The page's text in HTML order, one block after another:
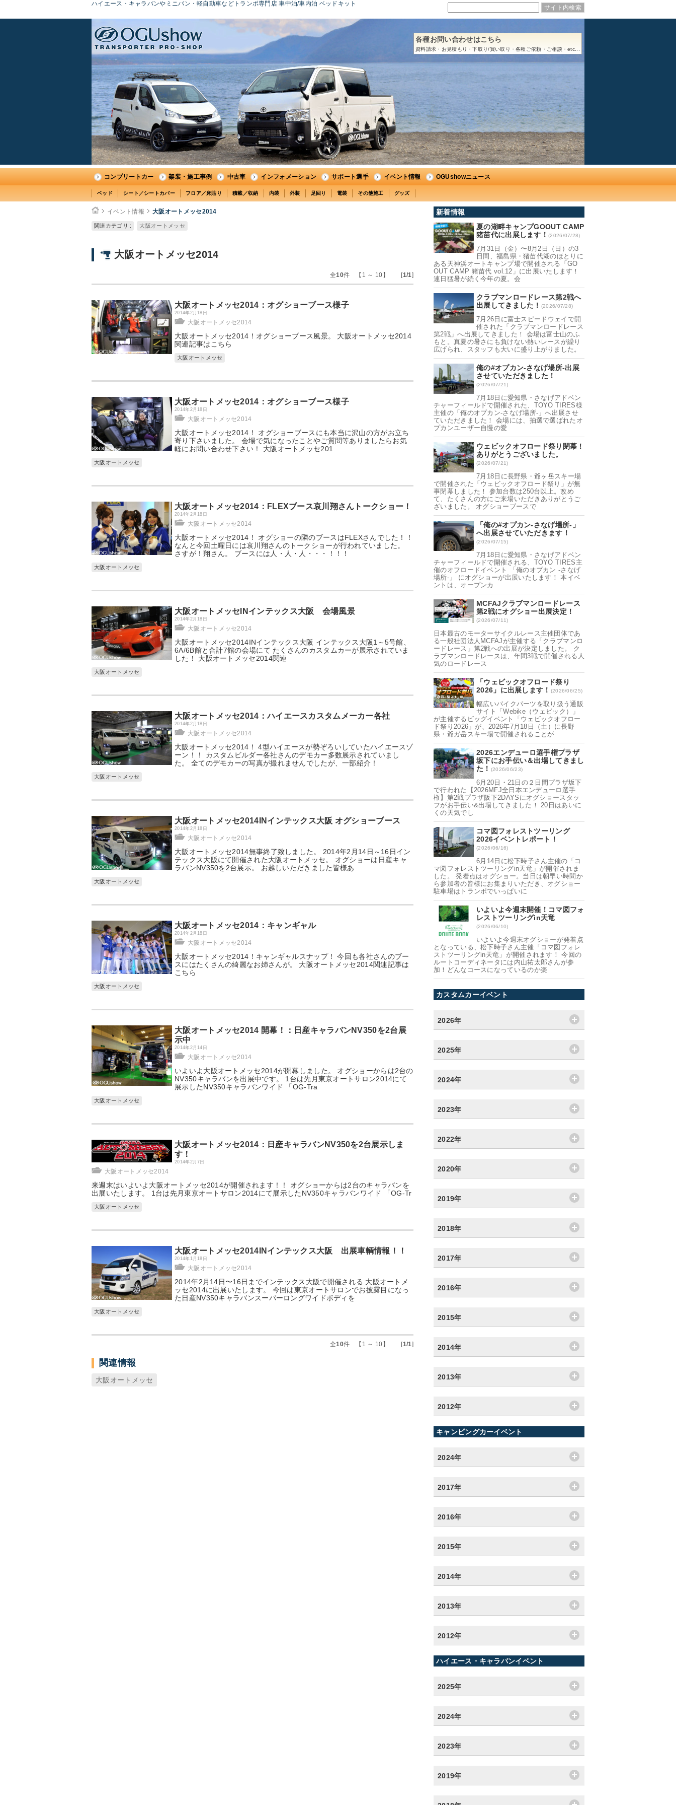
ハイエース・キャラバンやミニバン・軽自動車などトランポ専門店 車中泊/車内泊 ベッドキット
各種お問い合わせはこちら
資料請求・お見積もり・下取り/買い取り・各種ご依頼・ご相談・etc...
コンプリートカー 架装・施工事例 中古車 インフォメーション サポート選手 イベント情報 OGUshowニュース
ベッド シート／シートカバー フロア／床貼り 積載／収納 内装 外装 足回り 電装 その他施工 グッズ
イベント情報 大阪オートメッセ2014
関連カテゴリ : 大阪オートメッセ
大阪オートメッセ2014
全10件 【1 ～ 10】 [1/1]
大阪オートメッセ2014：オグショーブース様子
2014年2月18日
大阪オートメッセ2014
大阪オートメッセ2014！オグショーブース風景。 大阪オートメッセ2014
関連記事はこちら
大阪オートメッセ
大阪オートメッセ2014：オグショーブース様子
2014年2月18日
大阪オートメッセ2014
大阪オートメッセ2014！ オグショーブースにも本当に沢山の方がお立ち
寄り下さいました。 会場で気になったことやご質問等ありましたらお気
軽にお問い合わせ下さい！ 大阪オートメッセ201
大阪オートメッセ
大阪オートメッセ2014：FLEXブース哀川翔さんトークショー！
2014年2月18日
大阪オートメッセ2014
大阪オートメッセ2014！ オグショーの隣のブースはFLEXさんでした！！
なんと今回土曜日には哀川翔さんのトークショーが行われていました。
さすが！翔さん。 ブースには人・人・人・・・！！！
大阪オートメッセ
大阪オートメッセINインテックス大阪 会場風景
2014年2月18日
大阪オートメッセ2014
大阪オートメッセ2014INインテックス大阪 インテックス大阪1～5号館、
6A/6B館と合計7館の会場にて たくさんのカスタムカーが展示されていま
した！ 大阪オートメッセ2014関連
大阪オートメッセ
大阪オートメッセ2014：ハイエースカスタムメーカー各社
2014年2月18日
大阪オートメッセ2014
大阪オートメッセ2014！ 4型ハイエースが勢ぞろいしていたハイエースゾ
ーン！！ カスタムビルダー各社さんのデモカー多数展示されていまし
た。 全てのデモカーの写真が撮れませんでしたが、一部紹介！
大阪オートメッセ
大阪オートメッセ2014INインテックス大阪 オグショーブース
2014年2月18日
大阪オートメッセ2014
大阪オートメッセ2014無事終了致しました。 2014年2月14日～16日イン
テックス大阪にて開催された大阪オートメッセ。 オグショーは日産キャ
ラバンNV350を2台展示。 お越しいただきました皆様あ
大阪オートメッセ
大阪オートメッセ2014：キャンギャル
2014年2月18日
大阪オートメッセ2014
大阪オートメッセ2014！キャンギャルスナップ！ 今回も各社さんのブー
スにはたくさんの綺麗なお姉さんが。 大阪オートメッセ2014関連記事は
こちら
大阪オートメッセ
大阪オートメッセ2014 開幕！：日産キャラバンNV350を2台展
示中
2014年2月14日
大阪オートメッセ2014
いよいよ大阪オートメッセ2014が開幕しました。 オグショーからは2台の
NV350キャラバンを出展中です。 1台は先月東京オートサロン2014にて
展示したNV350キャラバンワイド 「OG-Tra
大阪オートメッセ
大阪オートメッセ2014：日産キャラバンNV350を2台展示しま
す！
2014年2月7日
大阪オートメッセ2014
来週末はいよいよ大阪オートメッセ2014が開催されます！！ オグショーからは2台のキャラバンを
出展いたします。 1台は先月東京オートサロン2014にて展示したNV350キャラバンワイド 「OG-Tr
大阪オートメッセ
大阪オートメッセ2014INインテックス大阪 出展車輌情報！！
2014年1月18日
大阪オートメッセ2014
2014年2月14日〜16日までインテックス大阪で開催される 大阪オートメ
ッセ2014に出展いたします。 今回は東京オートサロンでお披露目になっ
た日産NV350キャラバンスーパーロングワイドボディを
大阪オートメッセ
全10件 【1 ～ 10】 [1/1]
関連情報
大阪オートメッセ
新着情報
夏の湖畔キャンプGOOUT CAMP
猪苗代に出展します！ (2026/07/28)
7月31日（金）〜8月2日（日）の3
日間、福島県・猪苗代湖のほとりに
ある天神浜オートキャンプ場で開催される「GO
OUT CAMP 猪苗代 vol.12」に出展いたします！
連日猛暑が続く今年の夏。会
クラブマンロードレース第2戦へ
出展してきました！ (2026/07/28)
7月26日に富士スピードウェイで開
催された「クラブマンロードレース
第2戦」へ出展してきました！ 会場は富士山のふ
もと。真夏の暑さにも負けない熱いレースが繰り
広げられ、スタッフも大いに盛り上がりました。
俺の#オプカン-さなげ場所-出展
させていただきました！
(2026/07/21)
7月18日に愛知県・さなげアドベン
チャーフィールドで開催された、TOYO TIRES様
主催の「俺のオプカン-さなげ場所-」へ出展させ
ていただきました！ 会場には、抽選で選ばれたオ
プカンユーザー自慢の愛
ウェビックオフロード祭り閉幕！
ありがとうございました。
(2026/07/21)
7月18日に長野県・爺ヶ岳スキー場
で開催された「ウェビックオフロード祭り」が無
事閉幕しました！ 参加台数は250台以上。改め
て、たくさんの方にご来場いただきありがとうご
ざいました。 オグショーブースで
「俺の#オプカン-さなげ場所-」
へ出展させていただきます！
(2026/07/15)
7月18日に愛知県・さなげアドベン
チャーフィールドで開催される、TOYO TIRES主
催のオフロードイベント 「俺のオプカン -さなげ
場所-」 にオグショーが出展いたします！ 本イベ
ントは、オープンカ
MCFAJクラブマンロードレース
第2戦にオグショー出展決定！
(2026/07/11)
日本最古のモーターサイクルレース主催団体であ
る一般社団法人MCFAJが主催する「クラブマンロ
ードレース」第2戦への出展が決定しました。 ク
ラブマンロードレースは、年間3戦で開催される人
気のロードレース
「ウェビックオフロード祭り
2026」に出展します！ (2026/06/25)
幅広いバイクパーツを取り扱う通販
サイト「Webike（ウェビック）」
が主催するビッグイベント「ウェビックオフロー
ド祭り2026」が、2026年7月18日（土）に長野
県・爺ガ岳スキー場で開催されることが
2026エンデューロ選手権プラザ
坂下にお手伝い＆出場してきまし
た！ (2026/06/23)
6月20日・21日の２日間プラザ坂下
で行われた【2026MFJ全日本エンデューロ選手
権】第2戦プラザ阪下2DAYSにオグショースタッ
フがお手伝い&出場してきました！ 20日はあいに
くの天気でし
コマ図フォレストツーリング
2026イベントレポート！
(2026/06/16)
6月14日に松下時子さん主催の「コ
マ図フォレストツーリングin天竜」が開催されま
した。 発着点はオグショー。当日は朝早い時間か
ら参加者の皆様にお集まりいただき、オグショー
駐車場はトランポでいっぱいに
いよいよ今週末開催！コマ図フォ
レストツーリングin天竜
(2026/06/10)
いよいよ今週末オグショーが発着点
となっている、松下時子さん主催「コマ図フォレ
ストツーリングin天竜」が開催されます！ 今回の
ルートコーディネータには内山祐太郎さんが参
加！どんなコースになっているのか楽
カスタムカーイベント
2026年
2025年
2024年
2023年
2022年
2020年
2019年
2018年
2017年
2016年
2015年
2014年
2013年
2012年
キャンピングカーイベント
2024年
2017年
2016年
2015年
2014年
2013年
2012年
ハイエース・キャラバンイベント
2025年
2024年
2023年
2019年